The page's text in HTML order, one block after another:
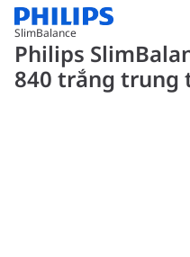
SlimBalance
Philips
840 trắng trung